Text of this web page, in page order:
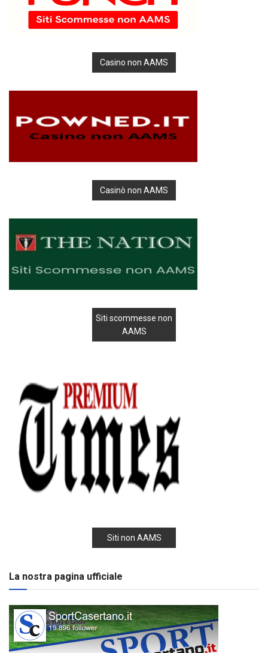
Casino non AAMS
Casinò non AAMS
Siti scommesse non
AAMS
Siti non AAMS
La nostra pagina ufficiale